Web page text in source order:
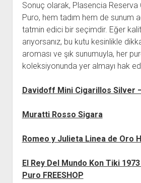
Sonuç olarak, Plasencia Reserva
Puro, hem tadım hem de sunum
tatmin edici bir seçimdir. Eğer
arıyorsanız, bu kutu kesinlikle
aroması ve şık sunumuyla, her
koleksiyonunda yer almayı hak
Davidoff Mini Cigarillos Silver –
Muratti Rosso Sigara
Romeo y Julieta Linea de Oro
El Rey Del Mundo Kon Tiki 1973
Puro FREESHOP